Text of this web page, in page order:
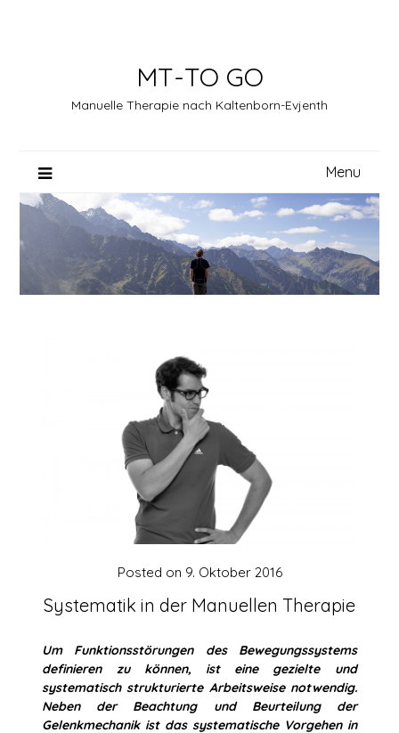
MT-TO GO
Manuelle Therapie nach Kaltenborn-Evjenth
Menu
Systematik in der Manuellen Therapie
Posted on 9. Oktober 2016
Um Funktionsstörungen des Bewegungssystems
definieren zu können, ist eine gezielte und
systematisch strukturierte Arbeitsweise notwendig.
Neben der Beachtung und Beurteilung der
Gelenkmechanik ist das systematische Vorgehen in